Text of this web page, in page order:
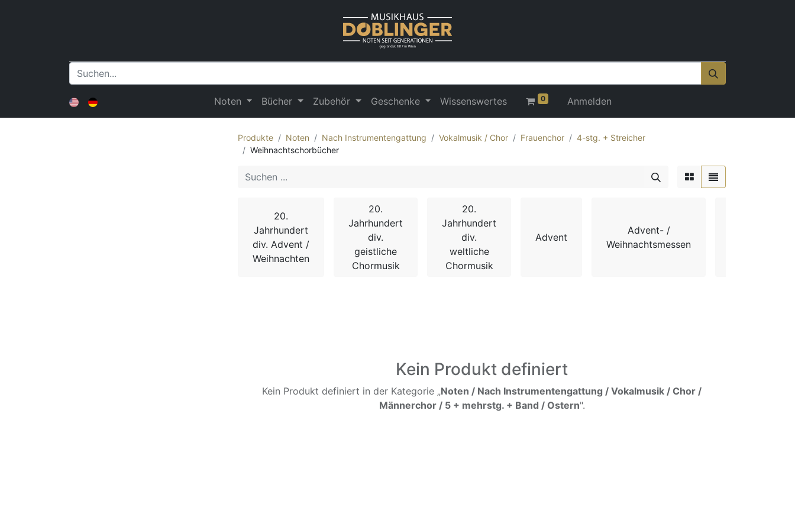
Noten Bücher Zubehör Geschenke Wissenswertes 0 Anmelden
Produkte Noten Nach Instrumentengattung Vokalmusik / Chor Frauenchor
4-stg. + Streicher
Weihnachtschorbücher
20.
Jahrhundert
div. Advent /
Weihnachten
20.
Jahrhundert
div.
geistliche
Chormusik
20.
Jahrhundert
div.
weltliche
Chormusik
Advent
Advent- /
Weihnachtsmessen
Kein Produkt definiert
Kein Produkt definiert in der Kategorie „Noten / Nach Instrumentengattung / Vokalmusik / Chor /
Männerchor / 5 + mehrstg. + Band / Ostern".